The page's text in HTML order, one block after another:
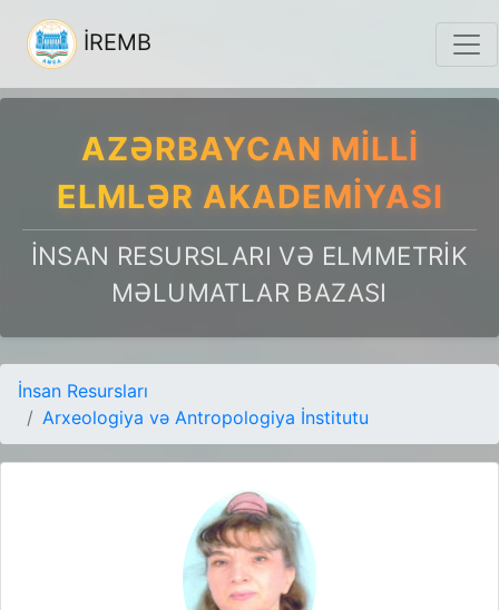
İREMB
AZƏRBAYCAN MILLI
ELMLƏR AKADEMIYASI
İNSAN RESURSLARI VƏ ELMMETRIK
MƏLUMATLAR BAZASI
İnsan Resursları
Arxeologiya və Antropologiya İnstitutu